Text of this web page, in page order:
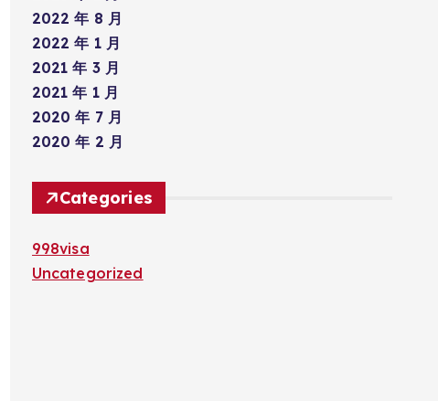
2022 年 8 月
2022 年 1 月
2021 年 3 月
2021 年 1 月
2020 年 7 月
2020 年 2 月
Categories
998visa
Uncategorized